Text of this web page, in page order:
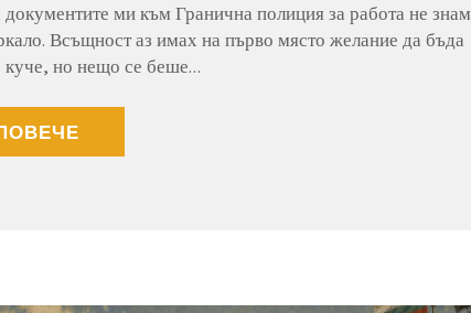
ми към Гранична полиция за работа не знам
Всъщност аз имах на първо място желание да бъда
куче, но нещо се беше…